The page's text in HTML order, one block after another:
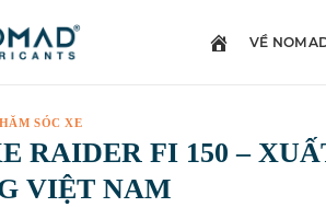
VỀ
SÓC XE
RAIDER FI 150 –
VIỆT NAM